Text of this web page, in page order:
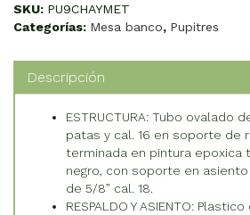
SKU: PU9CHAYMET
Categorías: Mesa banco, Pupitres
Descripción
ESTRUCTURA: Tubo ovalado
patas y cal. 16 en soporte de
terminada en pintura epoxica
negro, con soporte en
de 5/8” cal. 18.
RESPALDO Y ASIENTO: